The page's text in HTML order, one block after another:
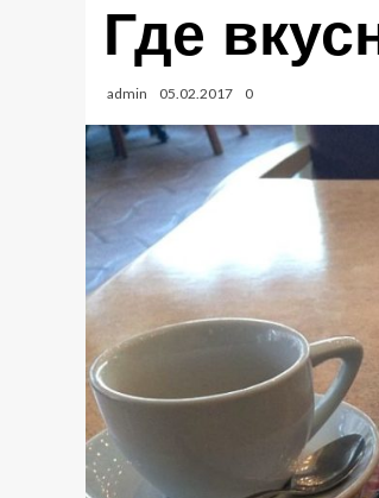
Где
admin 05.02.2017 0